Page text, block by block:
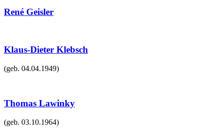
René Geisler
Klaus-Dieter Klebsch
(geb. 04.04.1949)
Thomas Lawinky
(geb. 03.10.1964)